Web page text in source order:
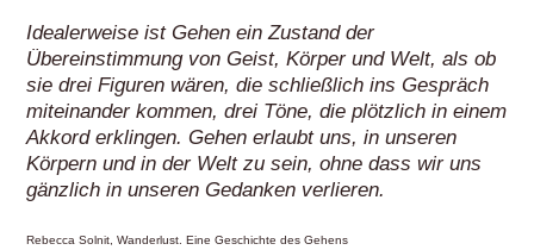
Idealerweise ist Gehen ein Zustand der
Übereinstimmung von Geist, Körper und Welt, als ob
sie drei Figuren wären, die schließlich ins Gespräch
miteinander kommen, drei Töne, die plötzlich in einem
Akkord erklingen. Gehen erlaubt uns, in unseren
Körpern und in der Welt zu sein, ohne dass wir uns
gänzlich in unseren Gedanken verlieren.
Rebecca Solnit, Wanderlust. Eine Geschichte des Gehens